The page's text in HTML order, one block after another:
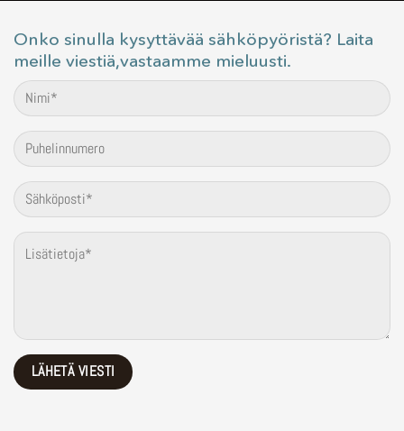
Onko sinulla kysyttävää sähköpyöristä? Laita
meille viestiä,vastaamme mieluusti.